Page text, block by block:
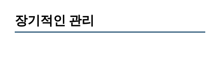
장기적인 관리